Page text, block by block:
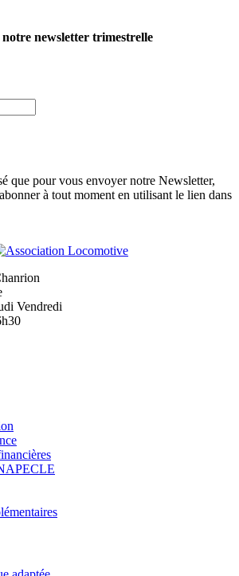
newsletter trimestrelle
que pour vous envoyer notre Newsletter,
à tout moment en utilisant le lien dans
Vendredi